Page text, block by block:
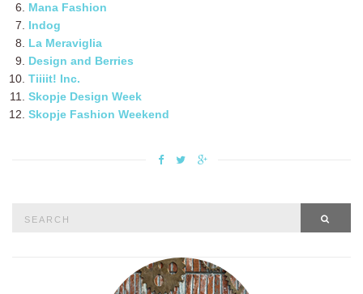
Mana Fashion
Indog
La Meraviglia
Design and Berries
Tiiiit! Inc.
Skopje Design Week
Skopje Fashion Weekend